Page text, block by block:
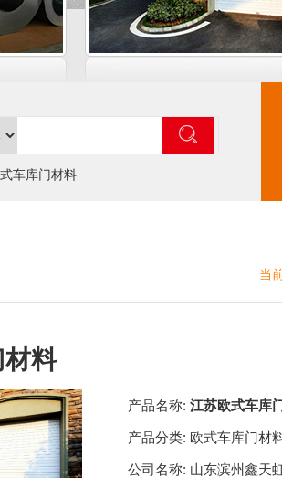
车库门材料
当
料
产品名称: 江苏欧式车库
产品分类: 欧式车库门材
公司名称: 山东滨州鑫天